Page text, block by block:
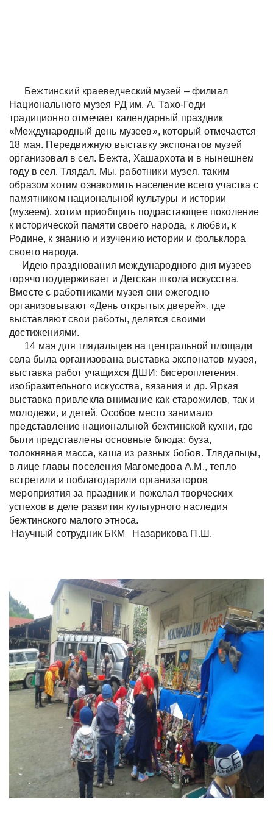
Бежтинский краеведческий музей – филиал
Национального музея РД им. А. Тахо-Годи
традиционно отмечает календарный праздник
«Международный день музеев», который отмечается
18 мая. Передвижную выставку экспонатов музей
организовал в сел. Бежта, Хашархота и в нынешнем
году в сел. Тлядал. Мы, работники музея, таким
образом хотим ознакомить население всего участка с
памятником национальной культуры и истории
(музеем), хотим приобщить подрастающее поколение
к исторической памяти своего народа, к любви, к
Родине, к знанию и изучению истории и фольклора
своего народа.
Идею празднования международного дня музеев
горячо поддерживает и Детская школа искусства.
Вместе с работниками музея они ежегодно
организовывают «День открытых дверей», где
выставляют свои работы, делятся своими
достижениями.
14 мая для тлядальцев на центральной площади
села была организована выставка экспонатов музея,
выставка работ учащихся ДШИ: бисероплетения,
изобразительного искусства, вязания и др. Яркая
выставка привлекла внимание как старожилов, так и
молодежи, и детей. Особое место занимало
представление национальной бежтинской кухни, где
были представлены основные блюда: буза,
толокняная масса, каша из разных бобов. Тлядальцы,
в лице главы поселения Магомедова А.М., тепло
встретили и поблагодарили организаторов
мероприятия за праздник и пожелал творческих
успехов в деле развития культурного наследия
бежтинского малого этноса.
Научный сотрудник БКМ Назарикова П.Ш.